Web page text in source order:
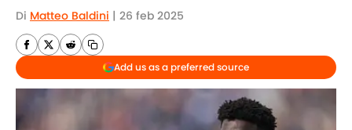
Di Matteo Baldini | 26 feb 2025
Add us as a preferred source